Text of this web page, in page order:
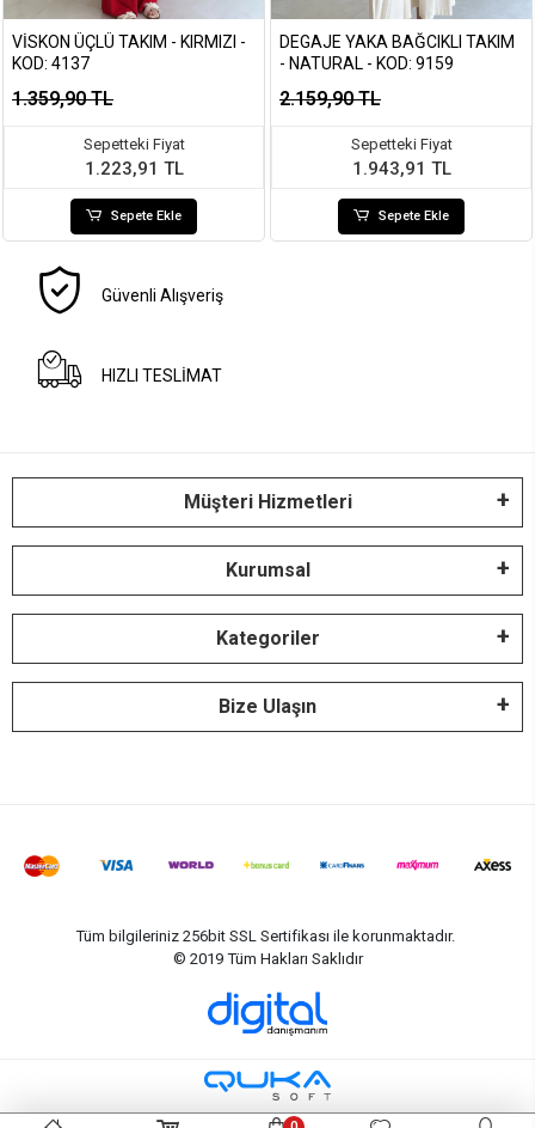
VISKON ÜÇLÜ TAKIM - KIRMIZI -
KOD: 4137
1.359,90 TL
Sepetteki Fiyat
1.223,91 TL
Sepete Ekle
DEGAJE YAKA BAĞCIKLI TAKIM
- NATURAL - KOD: 9159
2.159,90 TL
Sepetteki Fiyat
1.943,91 TL
Sepete Ekle
Güvenli Alışveriş
HIZLI TESLİMAT
Müşteri Hizmetleri
Kurumsal
Kategoriler
Bize Ulaşın
Tüm bilgileriniz 256bit SSL Sertifikası ile korunmaktadır.
© 2019 Tüm Hakları Saklıdır